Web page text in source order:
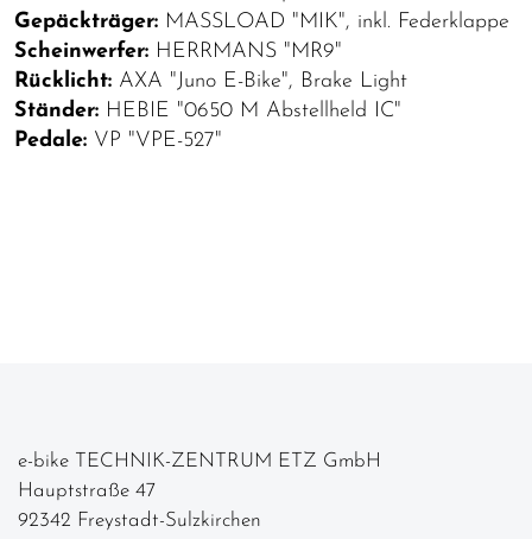
Gepäckträger: MASSLOAD "MIK", inkl. Federklappe
Scheinwerfer: HERRMANS "MR9"
Rücklicht: AXA "Juno E-Bike", Brake Light
Ständer: HEBIE "0650 M Abstellheld IC"
Pedale: VP "VPE-527"
e-bike TECHNIK-ZENTRUM ETZ GmbH
Hauptstraße 47
92342 Freystadt-Sulzkirchen